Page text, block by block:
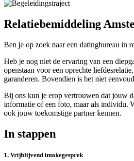
Relatiebemiddeling
Ben je op zoek naar een datingbureau in
Heb je nog niet de ervaring van een
openstaan voor een oprechte
garanderen. Bovendien is het niet
Bij ons kun je erop vertrouwen dat jouw
informatie of een foto, maar als individu.
ook jouw toekomstige partner kennen.
In stappen
1. Vrijblijvend intakegesprek